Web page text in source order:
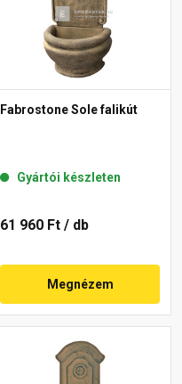
Fabrostone Sole falikút
Gyártói készleten
61 960 Ft / db
Megnézem